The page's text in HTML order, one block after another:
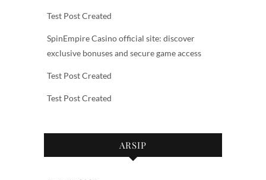
Test Post Created
SpinEmpire Casino official site: discover
exclusive bonuses and secure game access
Test Post Created
Test Post Created
ARSIP